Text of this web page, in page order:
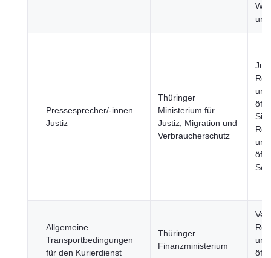
Pressesprecher/-innen
Justiz
Thüringer
Ministerium für
Justiz, Migration und
Verbraucherschutz
und
und
Allgemeine
Transportbedingungen
für den Kurierdienst
Thüringer
Finanzministerium
und